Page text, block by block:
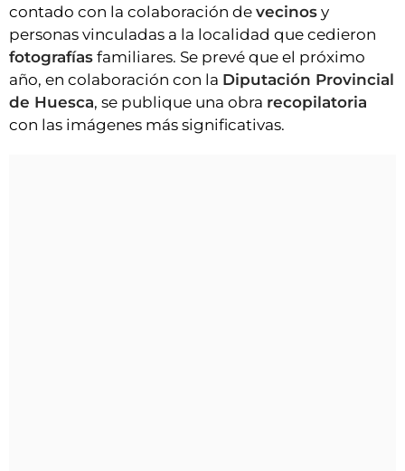
contado con la colaboración de vecinos y
personas vinculadas a la localidad que cedieron
fotografías familiares. Se prevé que el próximo
año, en colaboración con la Diputación Provincial
de Huesca, se publique una obra recopilatoria
con las imágenes más significativas.